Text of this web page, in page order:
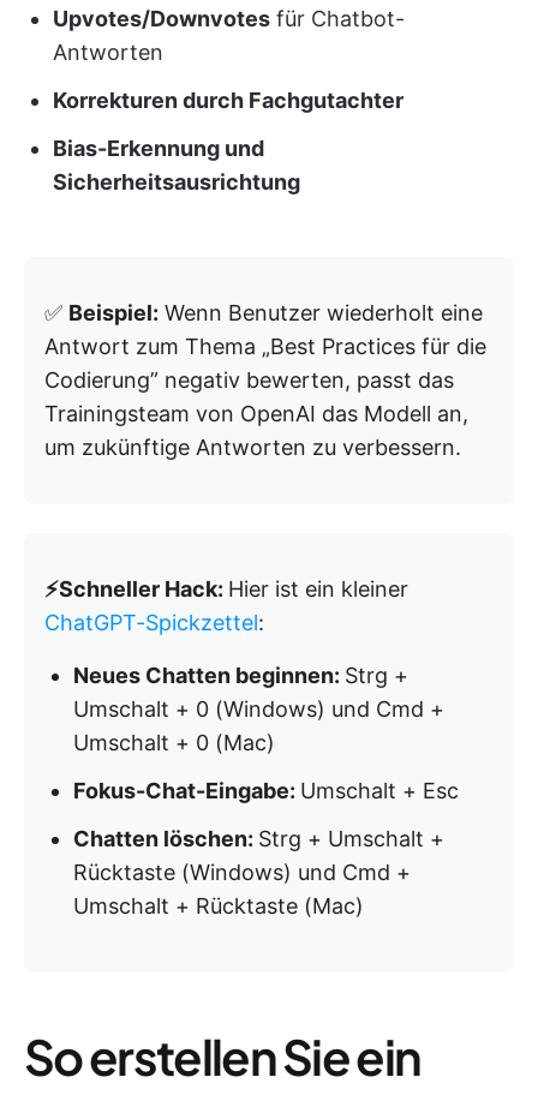
Upvotes/Downvotes für Chatbot-
Antworten
Korrekturen durch Fachgutachter
Bias-Erkennung und
Sicherheitsausrichtung
✅ Beispiel: Wenn Benutzer wiederholt eine
Antwort zum Thema „Best Practices für die
Codierung” negativ bewerten, passt das
Trainingsteam von OpenAI das Modell an,
um zukünftige Antworten zu verbessern.
⚡️Schneller Hack: Hier ist ein kleiner
ChatGPT-Spickzettel:
Neues Chatten beginnen: Strg +
Umschalt + 0 (Windows) und Cmd +
Umschalt + 0 (Mac)
Fokus-Chat-Eingabe: Umschalt + Esc
Chatten löschen: Strg + Umschalt +
Rücktaste (Windows) und Cmd +
Umschalt + Rücktaste (Mac)
So erstellen Sie ein